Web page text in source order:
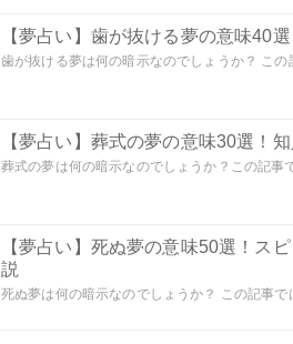
【夢占い】歯が抜ける夢の意味40
歯が抜ける夢は何の暗示なのでしょうか？ この
【夢占い】葬式の夢の意味30選！
葬式の夢は何の暗示なのでしょうか？この記事
【夢占い】死ぬ夢の意味50選！ス
説
死ぬ夢は何の暗示なのでしょうか？ この記事で